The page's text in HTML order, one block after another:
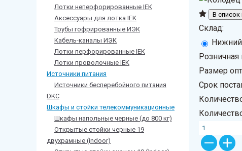
Лотки неперфорированные IEK
Аксессуары для лотка IEK
Трубы гофрированные ИЭК
Кабель-каналы ИЭК
Лотки перфорированные IEK
Лотки проволочные IEK
Источники питания
Источники бесперебойного питания
DKС
Шкафы и стойки телекоммуникационные
Шкафы напольные черные (до 800 кг)
Открытые стойки черные 19
двухрамные (indoor)
Склад:
Размер
Срок